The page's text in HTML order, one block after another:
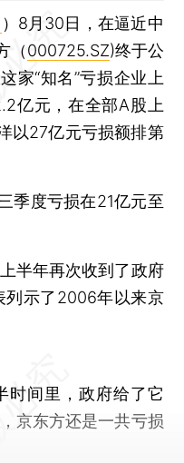
） 8月30日，在逼近中
（000725.SZ)终于公
家“知名”亏损企业上
亿元，在全部A股上
以27亿元亏损额排第
度亏损在21亿元至
年再次收到了政府
示了2006年以来京
间里，政府给了它
京东方还是一共亏损